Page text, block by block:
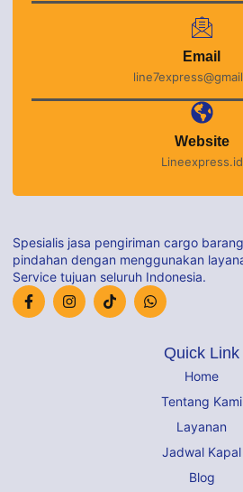
Email
Website
Lineexpress.id
Spesialis jasa pengiriman cargo
pindahan dengan menggunakan
Service tujuan seluruh Indonesia.
Quick Link
Home
Tentang Kami
Layanan
Jadwal Kapal
Blog